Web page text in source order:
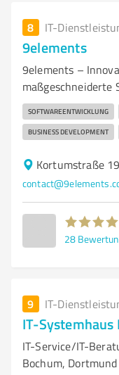
8 IT-
9elements
9elements –
maßgeschneiderte
SOFTWAREENTWICKLUNG
BUSINESS DEVELOPMENT
Kortumstraße
28
9 IT-
IT-Systemhaus
IT-Service/IT-
Bochum,